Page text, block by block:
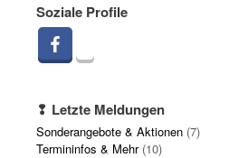
Soziale Profile
❢ Letzte Meldungen
Sonderangebote & Aktionen (7)
Termininfos & Mehr(10)